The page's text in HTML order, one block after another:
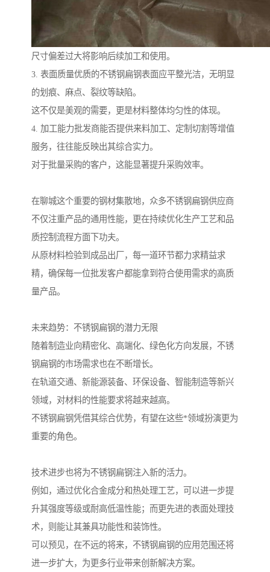
尺寸偏差过大将影响后续加工和使用。
3. 表面质量优质的不锈钢扁钢表面应平整光洁，无明显
的划痕、麻点、裂纹等缺陷。
这不仅是美观的需要，更是材料整体均匀性的体现。
4. 加工能力批发商能否提供来料加工、定制切割等增值
服务，往往能反映出其综合实力。
对于批量采购的客户，这能显著提升采购效率。
在聊城这个重要的钢材集散地，众多不锈钢扁钢供应商
不仅注重产品的通用性能，更在持续优化生产工艺和品
质控制流程方面下功夫。
从原材料检验到成品出厂，每一道环节都力求精益求
精，确保每一位批发客户都能拿到符合使用需求的高质
量产品。
未来趋势：不锈钢扁钢的潜力无限
随着制造业向精密化、高端化、绿色化方向发展，不锈
钢扁钢的市场需求也在不断增长。
在轨道交通、新能源装备、环保设备、智能制造等新兴
领域，对材料的性能要求将越来越高。
不锈钢扁钢凭借其综合优势，有望在这些*领域扮演更为
重要的角色。
技术进步也将为不锈钢扁钢注入新的活力。
例如，通过优化合金成分和热处理工艺，可以进一步提
升其强度等级或耐高低温性能；而更先进的表面处理技
术，则能让其兼具功能性和装饰性。
可以预见，在不远的将来，不锈钢扁钢的应用范围还将
进一步扩大，为更多行业带来创新解决方案。